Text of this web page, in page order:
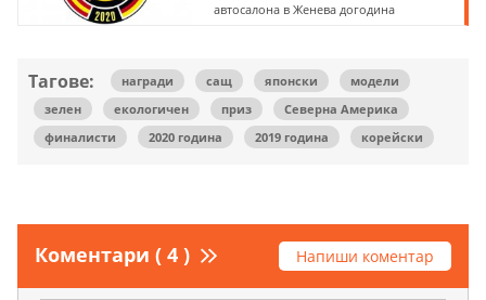
автосалона в Женева догодина
Тагове: награди сащ японски
модели
зелен
екологичен приз
Северна Америка
финалисти
2020 година 2019 година корейски
Коментари ( 4 ) Напиши коментар